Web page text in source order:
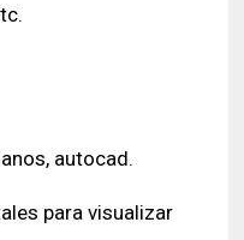
autocad.
para visualizar